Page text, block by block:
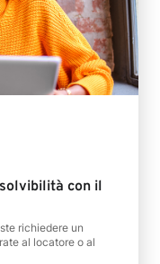
con il
richiedere un
al locatore o al